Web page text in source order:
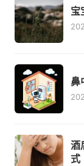
宝
鼻
酒
式